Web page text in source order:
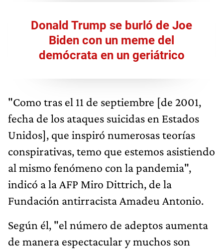
Donald Trump se burló de Joe
Biden con un meme del
demócrata en un geriátrico
"Como tras el 11 de septiembre [de 2001,
fecha de los ataques suicidas en Estados
Unidos], que inspiró numerosas teorías
conspirativas, temo que estemos asistiendo
al mismo fenómeno con la pandemia",
indicó a la AFP Miro Dittrich, de la
Fundación antirracista Amadeu Antonio.
Según él, "el número de adeptos aumenta
de manera espectacular y muchos son